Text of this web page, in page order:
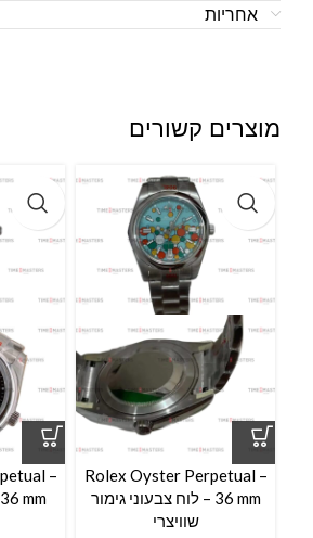
אחריות
מוצרים קשורים
Rolex Oyster Perpetual –
36 mm – לוח צבעוני גימור
שוויצרי
–